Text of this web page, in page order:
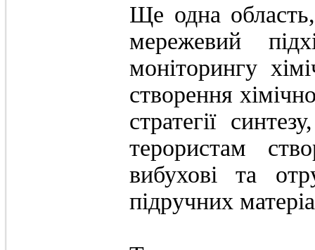
Ще одна
мережевий
моніторингу
створення
стратегії
терористам
вибухові та
підручних